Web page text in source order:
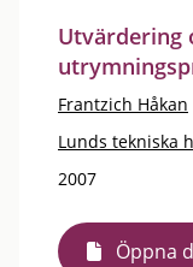
Utvärdering
Frantzich Håkan
Lunds tekniska
2007
Öppna